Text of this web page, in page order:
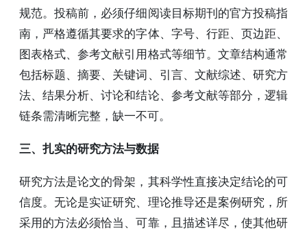
规范。投稿前，必须仔细阅读目标期刊的官方投稿指
南，严格遵循其要求的字体、字号、行距、页边距、
图表格式、参考文献引用格式等细节。文章结构通常
包括标题、摘要、关键词、引言、文献综述、研究方
法、结果分析、讨论和结论、参考文献等部分，逻辑
链条需清晰完整，缺一不可。
三、扎实的研究方法与数据
研究方法是论文的骨架，其科学性直接决定结论的可
信度。无论是实证研究、理论推导还是案例研究，所
采用的方法必须恰当、可靠，且描述详尽，使其他研